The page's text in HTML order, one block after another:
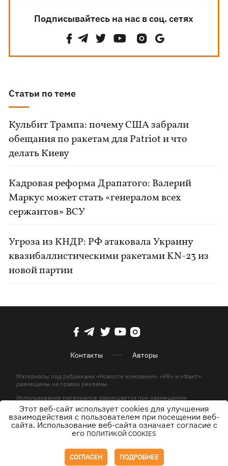
Подписывайтесь на нас в соц. сетях
Статьи по теме
Кульбит Трампа: почему США забрали
обещания по ракетам для Patriot и что
делать Киеву
Кадровая реформа Драпатого: Валерий
Маркус может стать «генералом всех
сержантов» ВСУ
Угроза из КНДР: РФ атаковала Украину
квазибаллистическими ракетами KN-23 из
новой партии
Контакты Авторы
Материалы под рубриками «Новости компании», «PR» и «Факт»
размещены на правах рекламы
Использование материалов разрешается при размещении
активной гиперссылки на KP.UA в первом абзаце.
© ООО «ЮЛАВ МЕДИА»,2026. Все права защищены.
Этот веб-сайт использует cookies для улучшения
взаимодействия с пользователем при посещении веб-
сайта. Использование веб-сайта означает согласие с
его ПОЛИТИКОЙ COOKIES
СОГЛАСЕН ПОДРОБНЕЕ